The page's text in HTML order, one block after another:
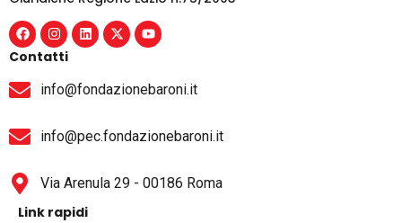
Contatti
info@fondazionebaroni.it
info@pec.fondazionebaroni.it
Via Arenula 29 - 00186 Roma
Link rapidi